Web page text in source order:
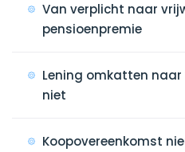
Van verplicht naar
pensioenpremie
Lening omkatten
niet
Koopovereenkomst